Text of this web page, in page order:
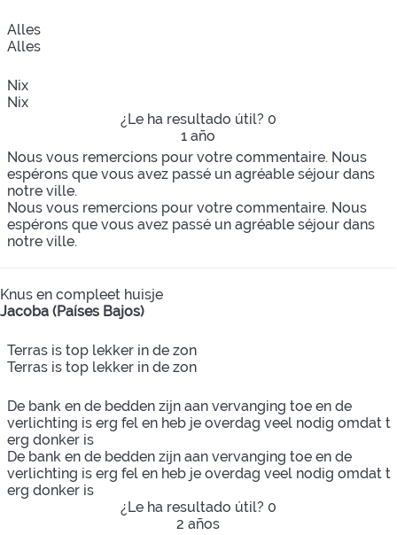
Alles
Alles
Nix
Nix
¿Le ha resultado útil? 0
1 año
Nous vous remercions pour votre commentaire. Nous
espérons que vous avez passé un agréable séjour dans
notre ville.
Nous vous remercions pour votre commentaire. Nous
espérons que vous avez passé un agréable séjour dans
notre ville.
Knus en compleet huisje
Jacoba (Países Bajos)
Terras is top lekker in de zon
Terras is top lekker in de zon
De bank en de bedden zijn aan vervanging toe en de
verlichting is erg fel en heb je overdag veel nodig omdat t
erg donker is
De bank en de bedden zijn aan vervanging toe en de
verlichting is erg fel en heb je overdag veel nodig omdat t
erg donker is
¿Le ha resultado útil? 0
2 años